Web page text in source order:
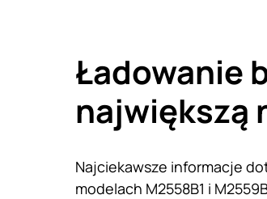
Ładowanie
największą
Najciekawsze informacje
modelach M2558B1 i